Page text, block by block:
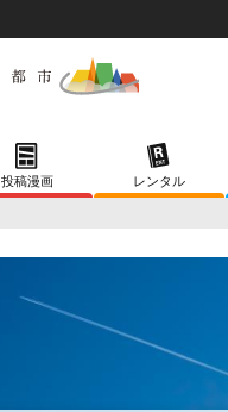
投稿漫画 レンタル